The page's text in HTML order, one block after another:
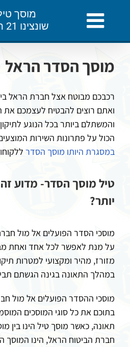
מוסך
שונצינו 21 ת״א
מוסך הסדר הראל
רכבכם מבוטח אצל חברת הראל
ואתם רוצים להבטיח לעצמכם את
והמשתלם ביותר בכל הנוגע
הכול על פתרונות השירות
במסגרת היותו מוסך הסדר
טיל מוסך הסדר- מדוע
יותר?
מוסכי הסדר הפועלים אל מול
על מנת לאפשר לכל אחד ואחת
מזורז, מהיר ומקצועי למטרות
במהלך התאונה בגינה הגשתם
מוסכי ההסדר הפועלים אל מול
בתוכם את כל סוגי המוסכים
תאונה, כאשר מוסך טיל הינו בין
חברת הביטוח הראל, הינו המוסך